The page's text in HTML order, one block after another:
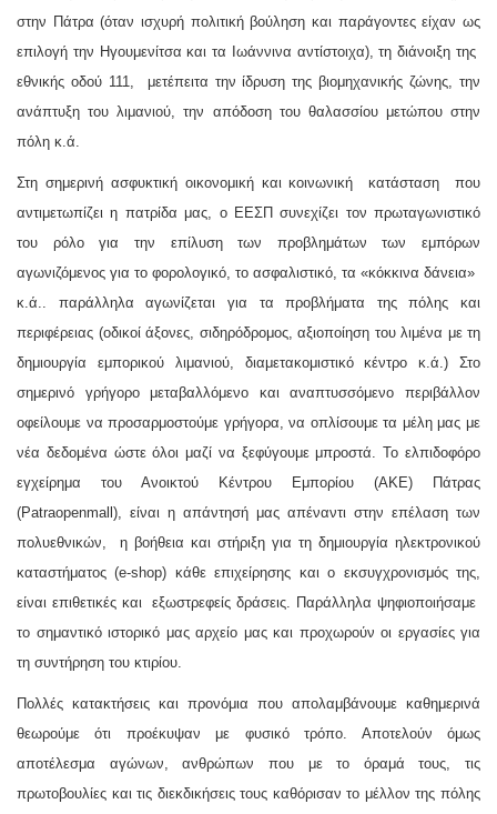
στην Πάτρα (όταν ισχυρή πολιτική βούληση και παράγοντες είχαν ως
επιλογή την Ηγουμενίτσα και τα Ιωάννινα αντίστοιχα), τη διάνοιξη της
εθνικής οδού 111, μετέπειτα την ίδρυση της βιομηχανικής ζώνης, την
ανάπτυξη του λιμανιού, την απόδοση του θαλασσίου μετώπου στην
πόλη κ.ά.
Στη σημερινή ασφυκτική οικονομική και κοινωνική κατάσταση που
αντιμετωπίζει η πατρίδα μας, ο ΕΕΣΠ συνεχίζει τον πρωταγωνιστικό
του ρόλο για την επίλυση των προβλημάτων των εμπόρων
αγωνιζόμενος για το φορολογικό, το ασφαλιστικό, τα «κόκκινα δάνεια»
κ.ά.. παράλληλα αγωνίζεται για τα προβλήματα της πόλης και
περιφέρειας (οδικοί άξονες, σιδηρόδρομος, αξιοποίηση του λιμένα με τη
δημιουργία εμπορικού λιμανιού, διαμετακομιστικό κέντρο κ.ά.) Στο
σημερινό γρήγορο μεταβαλλόμενο και αναπτυσσόμενο περιβάλλον
οφείλουμε να προσαρμοστούμε γρήγορα, να οπλίσουμε τα μέλη μας με
νέα δεδομένα ώστε όλοι μαζί να ξεφύγουμε μπροστά. Το ελπιδοφόρο
εγχείρημα του Ανοικτού Κέντρου Εμπορίου (ΑΚΕ) Πάτρας
(Patraopenmall ), είναι η απάντησή μας απέναντι στην επέλαση των
πολυεθνικών, η βοήθεια και στήριξη για τη δημιουργία ηλεκτρονικού
καταστήματος (e-shop) κάθε επιχείρησης και ο εκσυγχρονισμός της,
είναι επιθετικές και εξωστρεφείς δράσεις. Παράλληλα ψηφιοποιήσαμε
το σημαντικό ιστορικό μας αρχείο μας και προχωρούν οι εργασίες για
τη συντήρηση του κτιρίου.
Πολλές κατακτήσεις και προνόμια που απολαμβάνουμε καθημερινά
θεωρούμε ότι προέκυψαν με φυσικό τρόπο. Αποτελούν όμως
αποτέλεσμα αγώνων, ανθρώπων που με το όραμά τους, τις
πρωτοβουλίες και τις διεκδικήσεις τους καθόρισαν το μέλλον της πόλης